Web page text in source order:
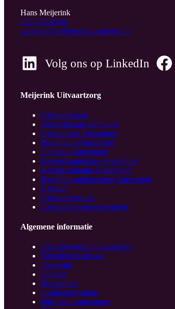
Hans Meijerink
033 475 00 45
welkom@meijerinkuitvaartzorg.nl
Volg ons op LinkedIn
Meijerink Uitvaartzorg
Uitvaartkosten
Afscheidshuis De Poort
Uitvaarthuis Amersfoort
Begrafenis Amersfoort
Crematie Amersfoort
Kosten begrafenis Amersfoort
Kosten crematie Amersfoort
Begrafenisondernemer Amersfoort
Uitvaart
Uitvaartcentrum
Uitvaartwensen vastleggen
Algemene informatie
Over Meijerink Uitvaartzorg
Verhalen en nieuws
Ons team
Contact
Referenties
Grafmonumenten
Informatie aanvragen